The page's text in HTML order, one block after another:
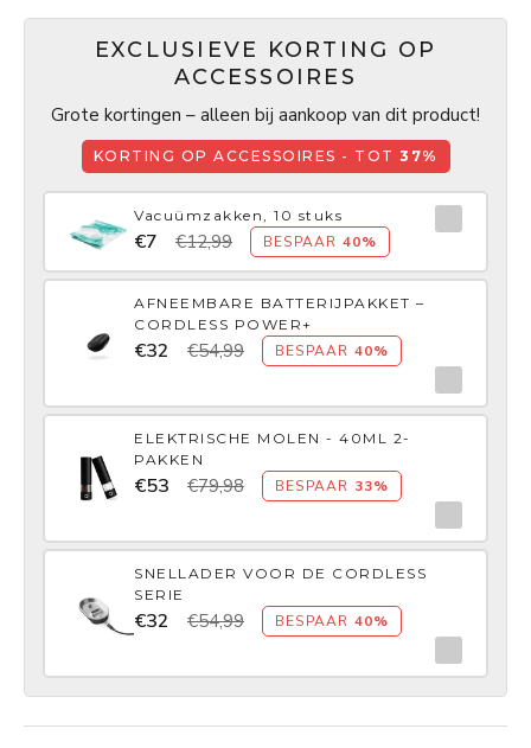
EXCLUSIEVE KORTING OP
ACCESSOIRES
Grote kortingen – alleen bij aankoop van dit product!
KORTING OP ACCESSOIRES - TOT 37%
Vacuümzakken, 10 stuks
€7 €12,99 BESPAAR 40%
AFNEEMBARE BATTERIJPAKKET –
CORDLESS POWER+
€32 €54,99 BESPAAR 40%
ELEKTRISCHE MOLEN - 40ML 2-
PAKKEN
€53 €79,98 BESPAAR 33%
SNELLADER VOOR DE CORDLESS
SERIE
€32 €54,99 BESPAAR 40%